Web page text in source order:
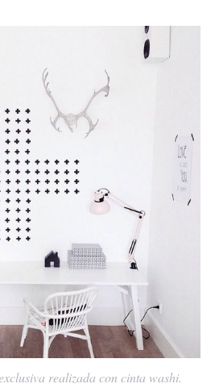
realizada con cinta washi.